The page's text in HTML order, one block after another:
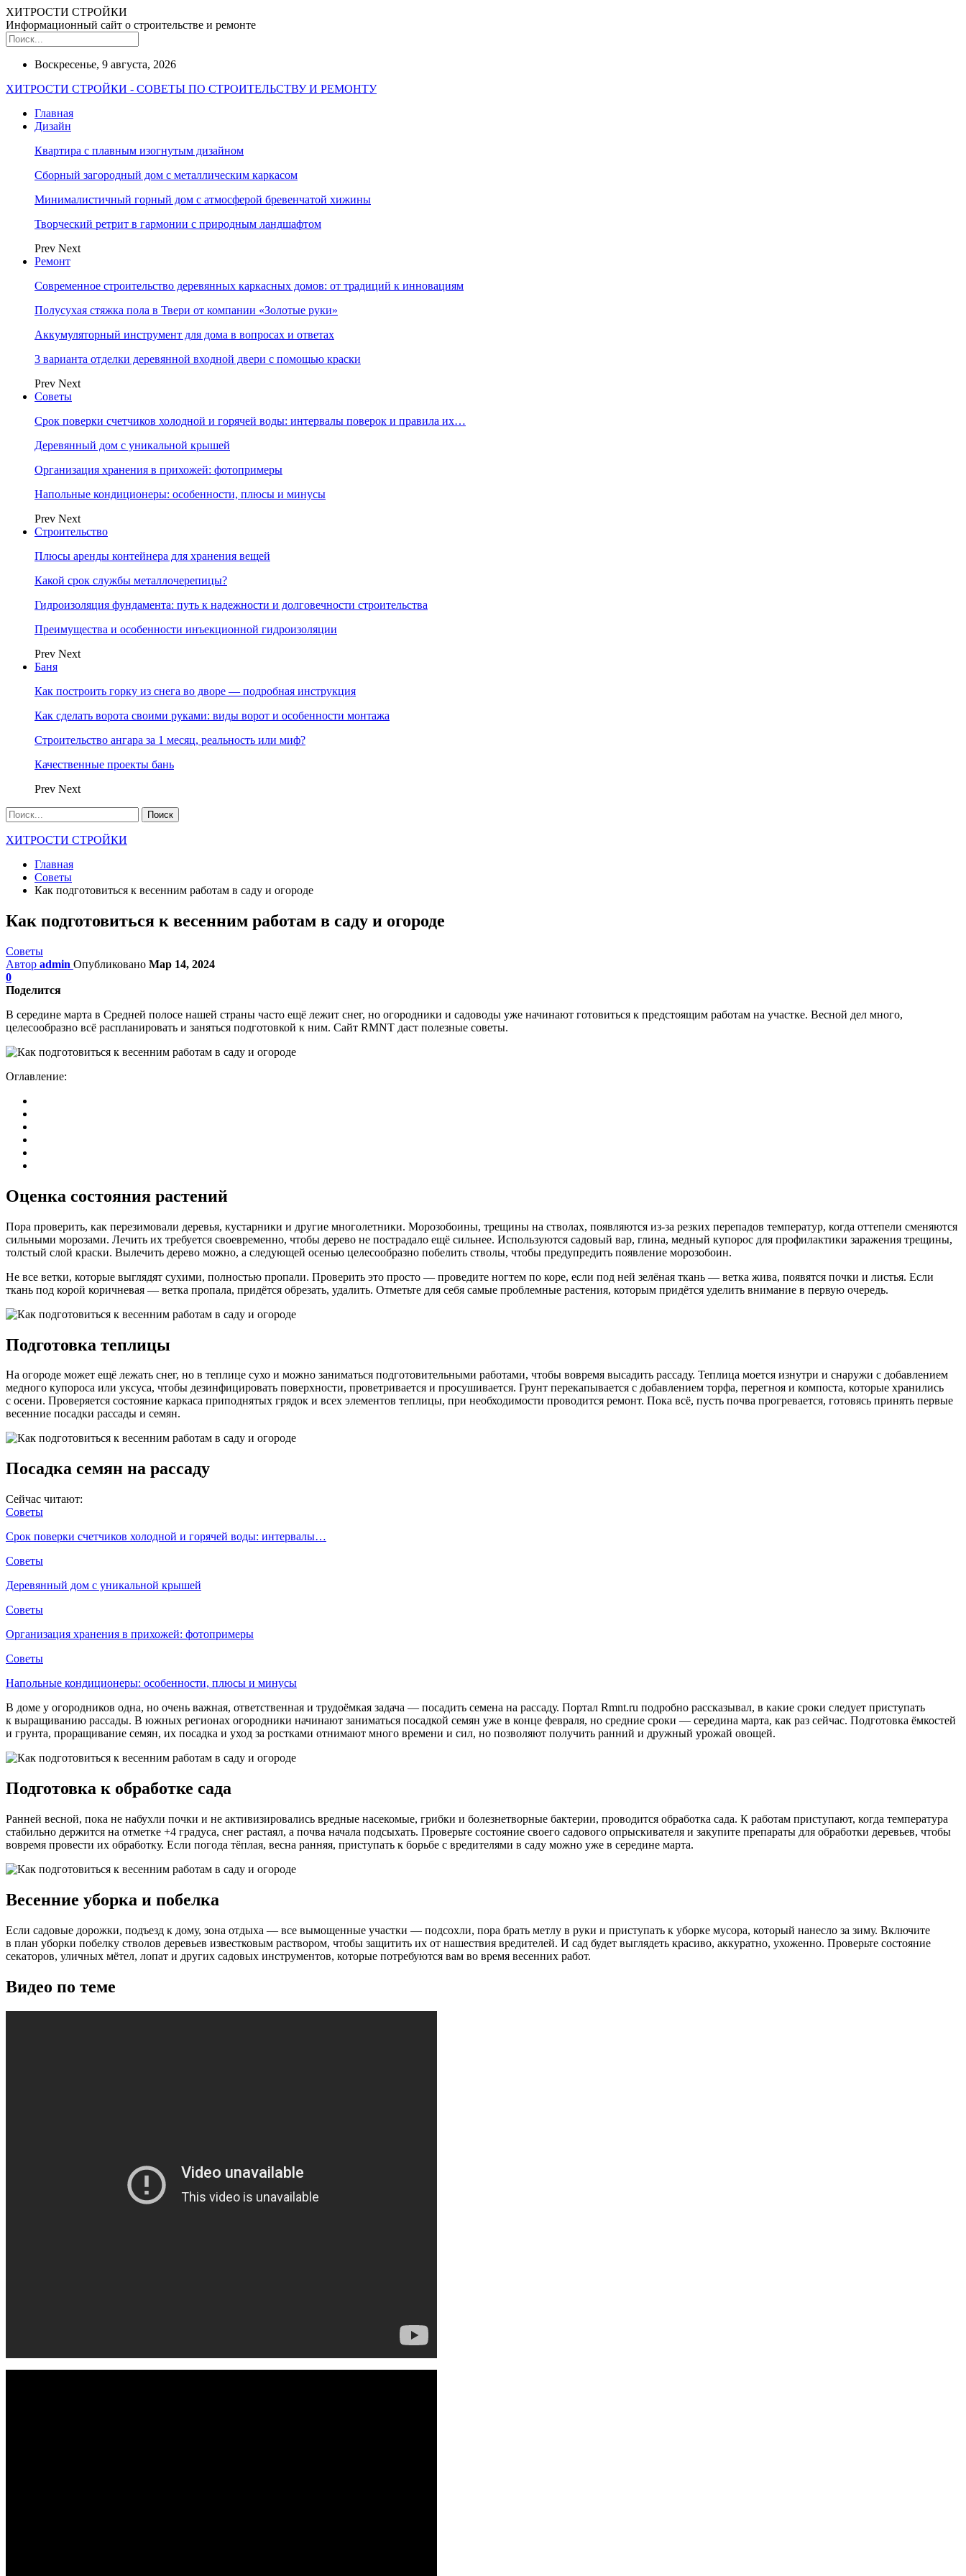
ХИТРОСТИ СТРОЙКИ
Информационный сайт о строительстве и ремонте
Воскресенье, 9 августа, 2026
ХИТРОСТИ СТРОЙКИ - СОВЕТЫ ПО СТРОИТЕЛЬСТВУ И РЕМОНТУ
Главная
Дизайн
Квартира с плавным изогнутым дизайном
Сборный загородный дом с металлическим каркасом
Минималистичный горный дом с атмосферой бревенчатой хижины
Творческий ретрит в гармонии с природным ландшафтом
Prev Next
Ремонт
Современное строительство деревянных каркасных домов: от традиций к инновациям
Полусухая стяжка пола в Твери от компании «Золотые руки»
Аккумуляторный инструмент для дома в вопросах и ответах
3 варианта отделки деревянной входной двери с помощью краски
Prev Next
Советы
Срок поверки счетчиков холодной и горячей воды: интервалы поверок и правила их…
Деревянный дом с уникальной крышей
Организация хранения в прихожей: фотопримеры
Напольные кондиционеры: особенности, плюсы и минусы
Prev Next
Строительство
Плюсы аренды контейнера для хранения вещей
Какой срок службы металлочерепицы?
Гидроизоляция фундамента: путь к надежности и долговечности строительства
Преимущества и особенности инъекционной гидроизоляции
Prev Next
Баня
Как построить горку из снега во дворе — подробная инструкция
Как сделать ворота своими руками: виды ворот и особенности монтажа
Строительство ангара за 1 месяц, реальность или миф?
Качественные проекты бань
Prev Next
ХИТРОСТИ СТРОЙКИ
Главная
Советы
Как подготовиться к весенним работам в саду и огороде
Как подготовиться к весенним работам в саду и огороде
Советы
Автор admin Опубликовано Мар 14, 2024
0
Поделится
В середине марта в Средней полосе нашей страны часто ещё лежит снег, но огородники и садоводы уже начинают готовиться к предстоящим работам на участке. Весной дел много,
целесообразно всё распланировать и заняться подготовкой к ним. Сайт RMNT даст полезные советы.
Оглавление:
Оценка состояния растений
Пора проверить, как перезимовали деревья, кустарники и другие многолетники. Морозобоины, трещины на стволах, появляются из-за резких перепадов температур, когда оттепели сменяются
сильными морозами. Лечить их требуется своевременно, чтобы дерево не пострадало ещё сильнее. Используются садовый вар, глина, медный купорос для профилактики заражения трещины,
толстый слой краски. Вылечить дерево можно, а следующей осенью целесообразно побелить стволы, чтобы предупредить появление морозобоин.
Не все ветки, которые выглядят сухими, полностью пропали. Проверить это просто — проведите ногтем по коре, если под ней зелёная ткань — ветка жива, появятся почки и листья. Если
ткань под корой коричневая — ветка пропала, придётся обрезать, удалить. Отметьте для себя самые проблемные растения, которым придётся уделить внимание в первую очередь.
Подготовка теплицы
На огороде может ещё лежать снег, но в теплице сухо и можно заниматься подготовительными работами, чтобы вовремя высадить рассаду. Теплица моется изнутри и снаружи с добавлением
медного купороса или уксуса, чтобы дезинфицировать поверхности, проветривается и просушивается. Грунт перекапывается с добавлением торфа, перегноя и компоста, которые хранились
с осени. Проверяется состояние каркаса приподнятых грядок и всех элементов теплицы, при необходимости проводится ремонт. Пока всё, пусть почва прогревается, готовясь принять первые
весенние посадки рассады и семян.
Посадка семян на рассаду
Сейчас читают:
Советы
Срок поверки счетчиков холодной и горячей воды: интервалы…
Советы
Деревянный дом с уникальной крышей
Советы
Организация хранения в прихожей: фотопримеры
Советы
Напольные кондиционеры: особенности, плюсы и минусы
В доме у огородников одна, но очень важная, ответственная и трудоёмкая задача — посадить семена на рассаду. Портал Rmnt.ru подробно рассказывал, в какие сроки следует приступать
к выращиванию рассады. В южных регионах огородники начинают заниматься посадкой семян уже в конце февраля, но средние сроки — середина марта, как раз сейчас. Подготовка ёмкостей
и грунта, проращивание семян, их посадка и уход за ростками отнимают много времени и сил, но позволяют получить ранний и дружный урожай овощей.
Подготовка к обработке сада
Ранней весной, пока не набухли почки и не активизировались вредные насекомые, грибки и болезнетворные бактерии, проводится обработка сада. К работам приступают, когда температура
стабильно держится на отметке +4 градуса, снег растаял, а почва начала подсыхать. Проверьте состояние своего садового опрыскивателя и закупите препараты для обработки деревьев, чтобы
вовремя провести их обработку. Если погода тёплая, весна ранняя, приступать к борьбе с вредителями в саду можно уже в середине марта.
Весенние уборка и побелка
Если садовые дорожки, подъезд к дому, зона отдыха — все вымощенные участки — подсохли, пора брать метлу в руки и приступать к уборке мусора, который нанесло за зиму. Включите
в план уборки побелку стволов деревьев известковым раствором, чтобы защитить их от нашествия вредителей. И сад будет выглядеть красиво, аккуратно, ухоженно. Проверьте состояние
секаторов, уличных мётел, лопат и других садовых инструментов, которые потребуются вам во время весенних работ.
Видео по теме